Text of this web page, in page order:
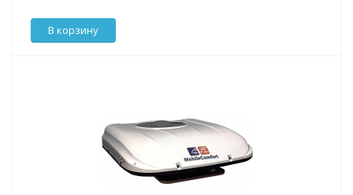
В корзину